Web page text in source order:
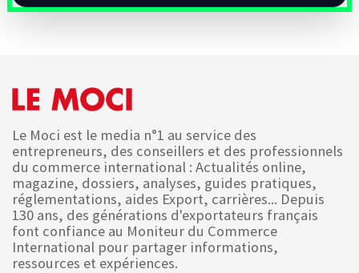
Le Moci est le media n°1 au service des
entrepreneurs, des conseillers et des professionnels
du commerce international : Actualités online,
magazine, dossiers, analyses, guides pratiques,
réglementations, aides Export, carrières... Depuis
130 ans, des générations d'exportateurs français
font confiance au Moniteur du Commerce
International pour partager informations,
ressources et expériences.